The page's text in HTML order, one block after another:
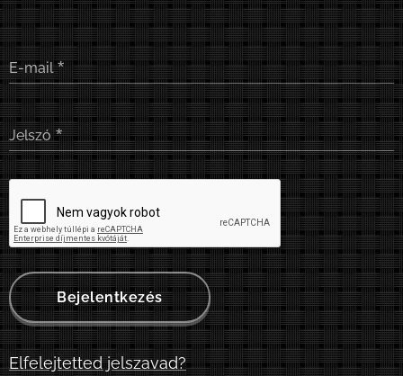
E-mail
Jelszó
Bejelentkezés
Elfelejtetted jelszavad?